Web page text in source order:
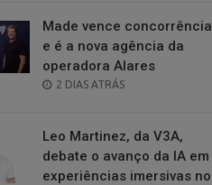
Made vence concorrência
e é a nova agência da
operadora Alares
POSTED
2 DIAS ATRÁS
Leo Martinez, da V3A,
debate o avanço da IA em
experiências imersivas no